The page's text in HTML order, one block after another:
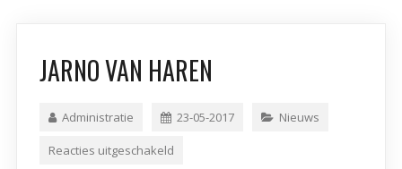
JARNO VAN HAREN
Administratie 23-05-2017 Nieuws
Reacties uitgeschakeld